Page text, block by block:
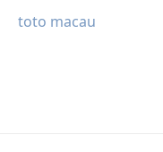
toto macau